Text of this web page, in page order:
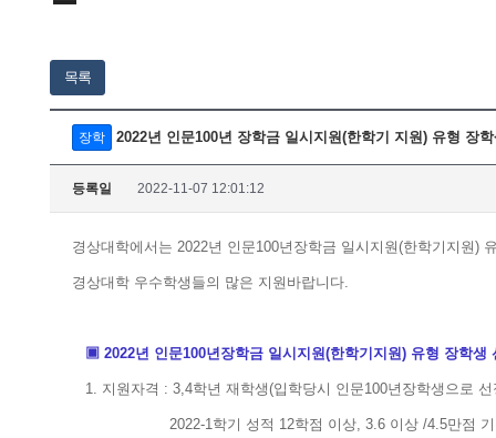
목록
장학 2022년 인문100년 장학금 일시지원(한학기 지원) 유형 장
등록일 2022-11-07 12:01:12
경상대학에서는 2022년 인문100년장학금 일시지원(한학기지원)
경상대학 우수학생들의 많은 지원바랍니다.
▣ 2022년 인문100년장학금 일시지원(한학기지원) 유형 장학생
1. 지원자격 : 3,4학년 재학생(입학당시 인문100년장학생으로
2022-1학기 성적 12학점 이상, 3.6 이상 /4.5만점 기